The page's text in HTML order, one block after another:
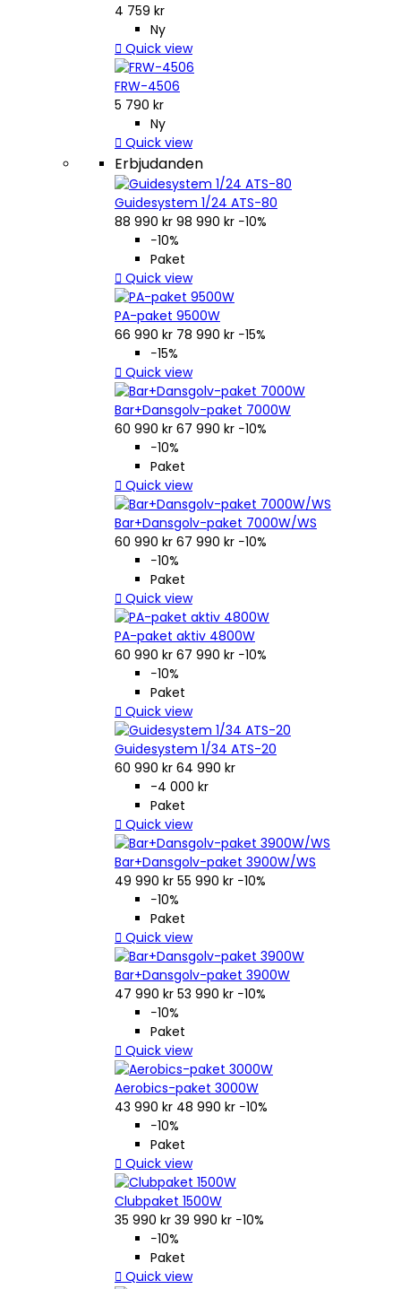
4 759 kr
Ny
 Quick view
FRW-4506
5 790 kr
Ny
 Quick view
Erbjudanden
Guidesystem 1/24 ATS-80
88 990 kr 98 990 kr −10%
−10%
Paket
 Quick view
PA-paket 9500W
66 990 kr 78 990 kr −15%
−15%
 Quick view
Bar+Dansgolv-paket 7000W
60 990 kr 67 990 kr −10%
−10%
Paket
 Quick view
Bar+Dansgolv-paket 7000W/WS
60 990 kr 67 990 kr −10%
−10%
Paket
 Quick view
PA-paket aktiv 4800W
60 990 kr 67 990 kr −10%
−10%
Paket
 Quick view
Guidesystem 1/34 ATS-20
60 990 kr 64 990 kr
-4 000 kr
Paket
 Quick view
Bar+Dansgolv-paket 3900W/WS
49 990 kr 55 990 kr −10%
−10%
Paket
 Quick view
Bar+Dansgolv-paket 3900W
47 990 kr 53 990 kr −10%
−10%
Paket
 Quick view
Aerobics-paket 3000W
43 990 kr 48 990 kr −10%
−10%
Paket
 Quick view
Clubpaket 1500W
35 990 kr 39 990 kr −10%
−10%
Paket
 Quick view